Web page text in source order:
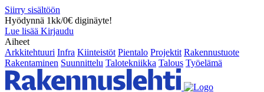
Siirry sisältöön
Hyödynnä 1kk/0€ diginäyte!
Lue lisää Kirjaudu
Aiheet
Arkkitehtuuri Infra Kiinteistöt Pientalo Projektit Rakennustuote
Rakentaminen Suunnittelu Talotekniikka Talous Työelämä